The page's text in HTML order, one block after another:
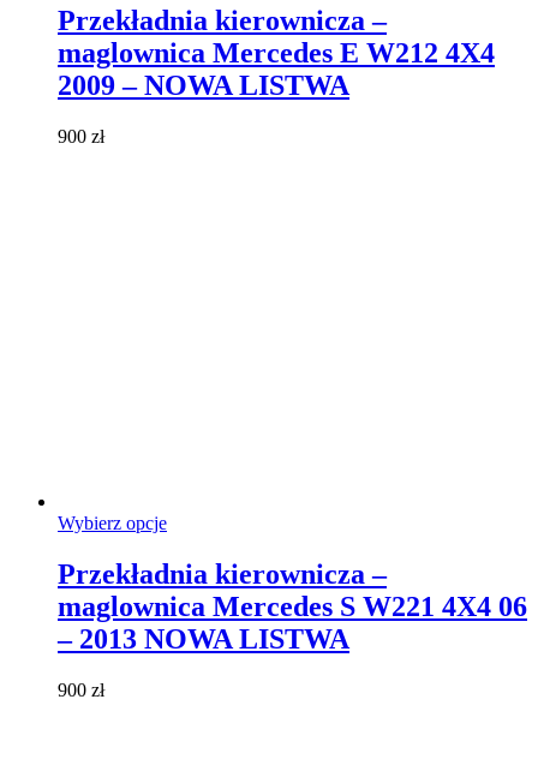
ma
wiele
wariantów.
Opcje
można
Przekładnia kierownicza –
maglownica Mercedes E W212 4X4
2009 – NOWA LISTWA
900 zł
Wybierz opcjeTen
ma
wiele
wariantów.
Opcje
można
Przekładnia kierownicza –
maglownica Mercedes S W221 4X4 06
– 2013 NOWA LISTWA
900 zł